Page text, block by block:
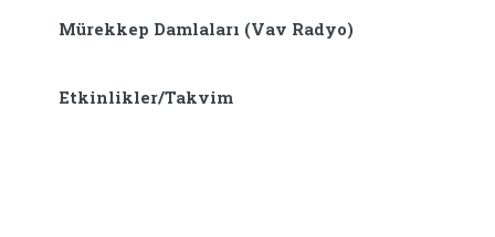
Mürekkep Damlaları (Vav Radyo)
Etkinlikler/Takvim